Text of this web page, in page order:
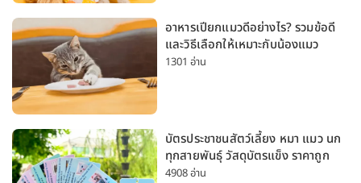
อาหารเปียกแมวดีอย่างไร? รวมข้อดี
และวิธีเลือกให้เหมาะกับน้องแมว
1301 อ่าน
บัตรประชาชนสัตว์เลี้ยง หมา แมว นก
ทุกสายพันธุ์ วัสดุบัตรแข็ง ราคาถูก
4908 อ่าน